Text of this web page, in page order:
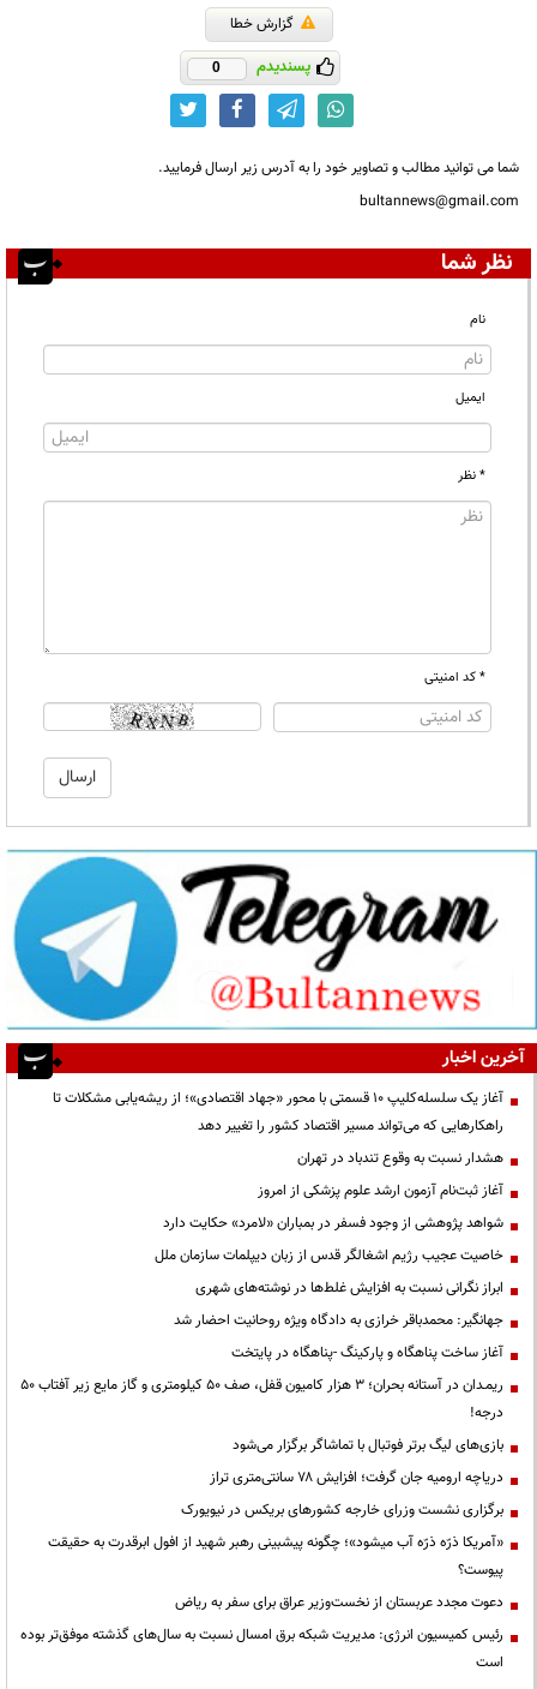
گزارش خطا
پسندیدم 0
شما می توانید مطالب و تصاویر خود را به آدرس زیر ارسال فرمایید.
bultannews@gmail.com
نظر شما
نام
ایمیل
* نظر
* کد امنیتی
آخرین اخبار
آغاز یک سلسله‌کلیپ ۱۰ قسمتی با محور «جهاد اقتصادی»؛ از ریشه‌یابی مشکلات تا
راهکارهایی که می‌تواند مسیر اقتصاد کشور را تغییر دهد
هشدار نسبت به وقوع تندباد در تهران
آغاز ثبت‌نام آزمون ارشد علوم پزشکی از امروز
شواهد پژوهشی از وجود فسفر در بمباران «لامرد» حکایت دارد
خاصیت عجیب رژیم اشغالگر قدس از زبان دیپلمات سازمان ملل
ابراز نگرانی نسبت به افزایش غلط‌ها در نوشته‌های شهری
جهانگیر: محمدباقر خرازی به دادگاه ویژه روحانیت احضار شد
آغاز ساخت پناهگاه و پارکینگ -پناهگاه در پایتخت
ریمـدان در آستانه بحران؛ ۳ هزار کامیون قفل، صف ۵۰ کیلومتری و گاز مایع زیر آفتاب ۵۰
درجه!
بازی‌های لیگ برتر فوتبال با تماشاگر برگزار می‌شود
دریاچه ارومیه جان گرفت؛ افزایش ۷۸ سانتی‌متری تراز
برگزاری نشست وزرای خارجه کشورهای بریکس در نیویورک
«آمریکا ذرّه ذرّه آب میشود»؛ چگونه پیشبینی رهبر شهید از افول ابرقدرت به حقیقت
پیوست؟
دعوت مجدد عربستان از نخست‌وزیر عراق برای سفر به ریاض
رئیس کمیسیون انرژی: مدیریت شبکه برق امسال نسبت به سال‌های گذشته موفق‌تر بوده
است